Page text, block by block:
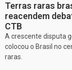
Terras raras
reacendem
CTB
A crescente disputa
colocou o Brasil no
raras.